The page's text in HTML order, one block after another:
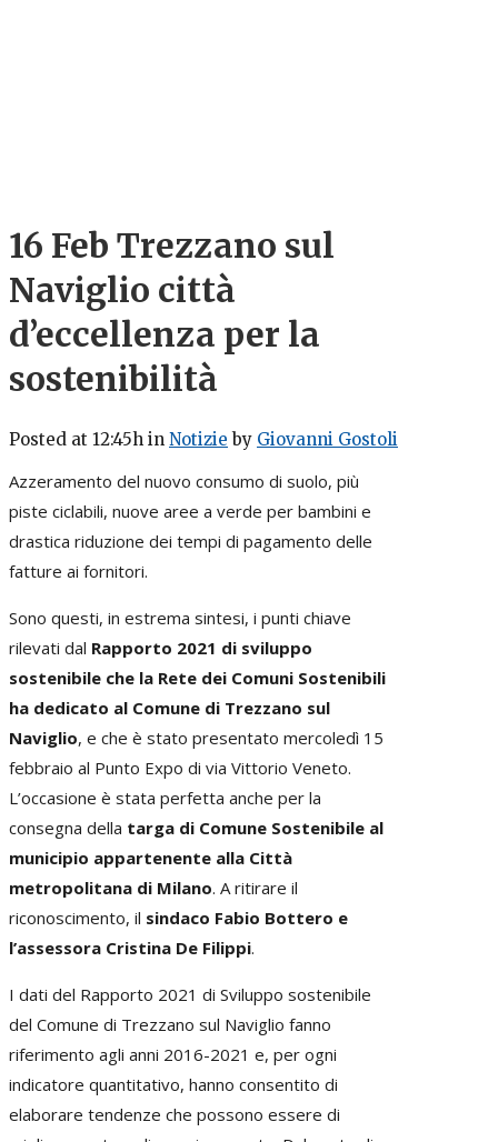
16 Feb Trezzano sul
Naviglio città
d’eccellenza per la
sostenibilità
Posted at 12:45h in Notizie by Giovanni Gostoli
Azzeramento del nuovo consumo di suolo, più
piste ciclabili, nuove aree a verde per bambini e
drastica riduzione dei tempi di pagamento delle
fatture ai fornitori.
Sono questi, in estrema sintesi, i punti chiave
rilevati dal Rapporto 2021 di sviluppo
sostenibile che la Rete dei Comuni Sostenibili
ha dedicato al Comune di Trezzano sul
Naviglio, e che è stato presentato mercoledì 15
febbraio al Punto Expo di via Vittorio Veneto.
L’occasione è stata perfetta anche per la
consegna della targa di Comune Sostenibile al
municipio appartenente alla Città
metropolitana di Milano. A ritirare il
riconoscimento, il sindaco Fabio Bottero e
l’assessora Cristina De Filippi.
I dati del Rapporto 2021 di Sviluppo sostenibile
del Comune di Trezzano sul Naviglio fanno
riferimento agli anni 2016-2021 e, per ogni
indicatore quantitativo, hanno consentito di
elaborare tendenze che possono essere di